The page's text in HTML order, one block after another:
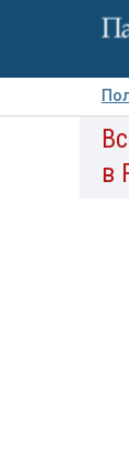
в